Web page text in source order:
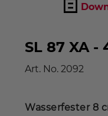
SL 87 XA -
Art. No. 2092
Wasserfester 8